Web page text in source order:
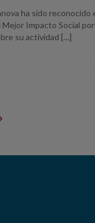
ha sido reconocido
Mejor Impacto Social
su actividad […]